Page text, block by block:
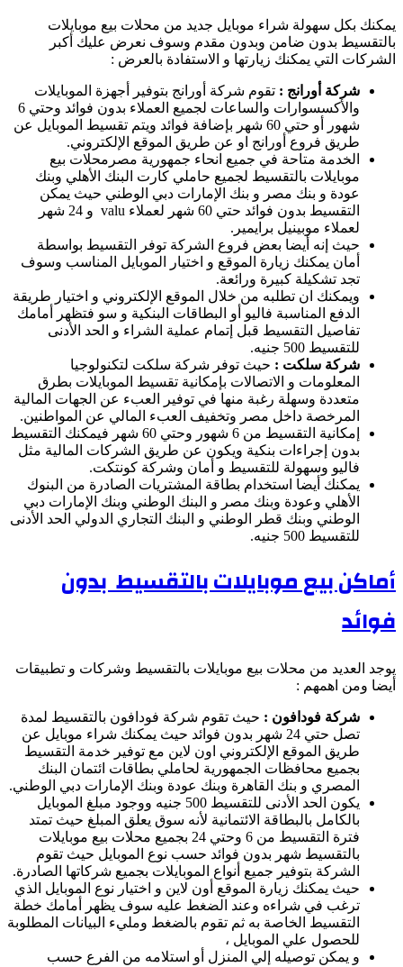
يمكنك بكل سهولة شراء موبايل جديد من محلات بيع موبايلات
بالتقسيط بدون ضامن وبدون مقدم وسوف نعرض عليك أكبر
الشركات التي يمكنك زيارتها و الاستفادة بالعرض :
شركة أورانج : تقوم شركة أورانج بتوفير أجهزة الموبايلات
والأكسسوارات والساعات لجميع العملاء بدون فوائد وحتي 6
شهور أو حتي 60 شهر بإضافة فوائد ويتم تقسيط الموبايل عن
طريق فروع أورانج او عن طريق الموقع الإلكتروني.
الخدمة متاحة في جميع انحاء جمهورية مصرمحلات بيع
موبايلات بالتقسيط لجميع حاملي كارت البنك الأهلي وبنك
عودة و بنك مصر و بنك الإمارات دبي الوطني حيث يمكن
التقسيط بدون فوائد حتي 60 شهر لعملاء valu و 24 شهر
لعملاء موبينيل برايمير.
حيث إنه أيضا بعض فروع الشركة توفر التقسيط بواسطة
أمان يمكنك زيارة الموقع و اختيار الموبايل المناسب وسوف
تجد تشكيلة كبيرة ورائعة.
ويمكنك ان تطلبه من خلال الموقع الإلكتروني و اختيار طريقة
الدفع المناسبة فاليو أو البطاقات البنكية و سو فتظهر أمامك
تفاصيل التقسيط قبل إتمام عملية الشراء و الحد الأدنى
للتقسيط 500 جنيه.
شركة سلكت : حيث توفر شركة سلكت لتكنولوجيا
المعلومات و الاتصالات بإمكانية تقسيط الموبايلات بطرق
متعددة وسهلة رغبة منها في توفير العبء عن الجهات المالية
المرخصة داخل مصر وتخفيف العبء المالي عن المواطنين.
إمكانية التقسيط من 6 شهور وحتي 60 شهر فيمكنك التقسيط
بدون إجراءات بنكية ويكون عن طريق الشركات المالية مثل
فاليو وسهولة للتقسيط و أمان وشركة كونتكت.
يمكنك أيضا استخدام بطاقة المشتريات الصادرة من البنوك
الأهلي وعودة وبنك مصر و البنك الوطني وبنك الإمارات دبي
الوطني وبنك قطر الوطني و البنك التجاري الدولي الحد الأدنى
للتقسيط 500 جنيه.
أماكن بيع موبايلات بالتقسيط بدون
فوائد
يوجد العديد من محلات بيع موبايلات بالتقسيط وشركات و تطبيقات
أيضا ومن اهمهم :
شركة فودافون : حيث تقوم شركة فودافون بالتقسيط لمدة
تصل حتي 24 شهر بدون فوائد حيث يمكنك شراء موبايل عن
طريق الموقع الإلكتروني اون لاين مع توفير خدمة التقسيط
بجميع محافظات الجمهورية لحاملي بطاقات ائتمان البنك
المصري و بنك القاهرة وبنك عودة وبنك الإمارات دبي الوطني.
يكون الحد الأدنى للتقسيط 500 جنيه ووجود مبلغ الموبايل
بالكامل بالبطاقة الائتمانية لأنه سوق يعلق المبلغ حيث تمتد
فترة التقسيط من 6 وحتي 24 بجميع محلات بيع موبايلات
بالتقسيط شهر بدون فوائد حسب نوع الموبايل حيث تقوم
الشركة بتوفير جميع أنواع الموبايلات بجميع شركاتها الصادرة.
حيث يمكنك زيارة الموقع أون لاين و اختيار نوع الموبايل الذي
ترغب في شراءه وعند الضغط عليه سوف يظهر أمامك خطة
التقسيط الخاصة به ثم تقوم بالضغط ومليء البيانات المطلوبة
للحصول علي الموبايل ،
و يمكن توصيله إلي المنزل أو استلامه من الفرع حسب